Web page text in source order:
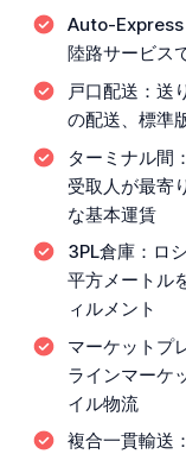
Auto-Express
陸路サービス
戸口配送： 送
の配送、標準
ターミナル間：
受取人が最寄
な基本運賃
3PL倉庫： ロ
平方メートル
ィルメント
マーケットプ
ラインマーケ
イル物流
複合一貫輸送：